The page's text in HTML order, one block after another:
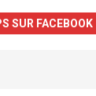
SUR FACEBOOK